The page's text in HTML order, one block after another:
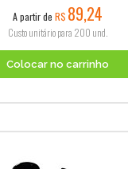
A partir de R$ 89,24
Custo unitário para 200 und.
Colocar no carrinho